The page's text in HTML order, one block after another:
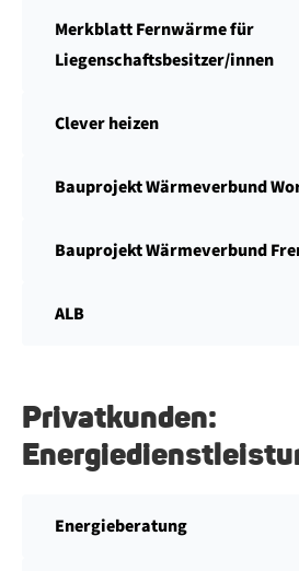
Merkblatt Fernwärme für
Liegenschaftsbesitzer/innen
Clever heizen
Bauprojekt Wärmeverbund
Bauprojekt Wärmeverbund
ALB
Privatkunden:
Energieberatung